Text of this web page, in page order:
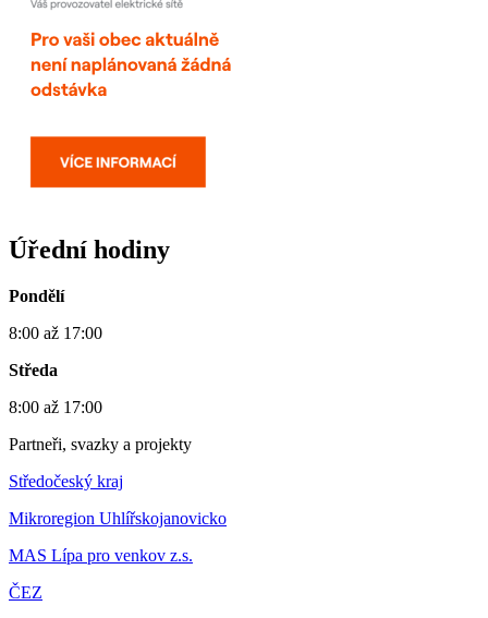
Úřední hodiny
Pondělí
8:00 až 17:00
Středa
8:00 až 17:00
Partneři, svazky a projekty
Středočeský kraj
Mikroregion Uhlířskojanovicko
MAS Lípa pro venkov z.s.
ČEZ